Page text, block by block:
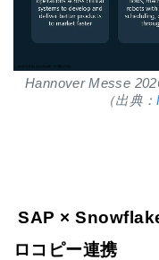
Hannover Messe
（出典：
SAP ×
ロコピー連携